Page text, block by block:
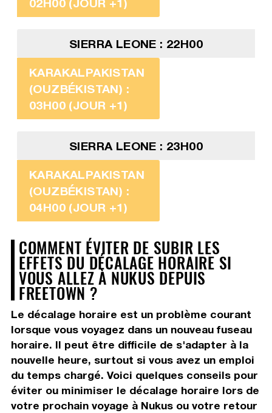
SIERRA LEONE : 22H00
KARAKALPAKISTAN
(OUZBÉKISTAN) :
03H00 (JOUR +1)
SIERRA LEONE : 23H00
KARAKALPAKISTAN
(OUZBÉKISTAN) :
04H00 (JOUR +1)
COMMENT ÉVITER DE SUBIR LES
EFFETS DU DÉCALAGE HORAIRE SI
VOUS ALLEZ À NUKUS DEPUIS
FREETOWN ?
Le décalage horaire est un problème courant
lorsque vous voyagez dans un nouveau fuseau
horaire. Il peut être difficile de s'adapter à la
nouvelle heure, surtout si vous avez un emploi
du temps chargé. Voici quelques conseils pour
éviter ou minimiser le décalage horaire lors de
votre prochain voyage à Nukus ou votre retour